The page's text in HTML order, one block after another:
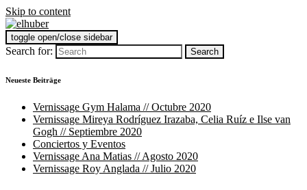
Skip to content
elhuber
art and food
toggle open/close sidebar
Search for:
Neueste Beiträge
Vernissage Gym Halama // Octubre 2020
Vernissage Mireya Rodríguez Irazaba, Celia Ruíz e Ilse van
Gogh // Septiembre 2020
Conciertos y Eventos
Vernissage Ana Matias // Agosto 2020
Vernissage Roy Anglada // Julio 2020